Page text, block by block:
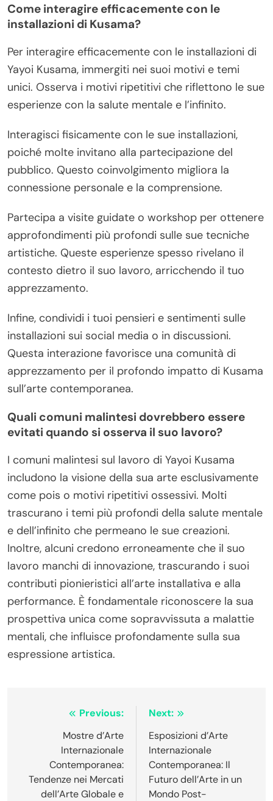
Come interagire efficacemente con le
installazioni di Kusama?
Per interagire efficacemente con le installazioni di
Yayoi Kusama, immergiti nei suoi motivi e temi
unici. Osserva i motivi ripetitivi che riflettono le sue
esperienze con la salute mentale e l’infinito.
Interagisci fisicamente con le sue installazioni,
poiché molte invitano alla partecipazione del
pubblico. Questo coinvolgimento migliora la
connessione personale e la comprensione.
Partecipa a visite guidate o workshop per ottenere
approfondimenti più profondi sulle sue tecniche
artistiche. Queste esperienze spesso rivelano il
contesto dietro il suo lavoro, arricchendo il tuo
apprezzamento.
Infine, condividi i tuoi pensieri e sentimenti sulle
installazioni sui social media o in discussioni.
Questa interazione favorisce una comunità di
apprezzamento per il profondo impatto di Kusama
sull’arte contemporanea.
Quali comuni malintesi dovrebbero essere
evitati quando si osserva il suo lavoro?
I comuni malintesi sul lavoro di Yayoi Kusama
includono la visione della sua arte esclusivamente
come pois o motivi ripetitivi ossessivi. Molti
trascurano i temi più profondi della salute mentale
e dell’infinito che permeano le sue creazioni.
Inoltre, alcuni credono erroneamente che il suo
lavoro manchi di innovazione, trascurando i suoi
contributi pionieristici all’arte installativa e alla
performance. È fondamentale riconoscere la sua
prospettiva unica come sopravvissuta a malattie
mentali, che influisce profondamente sulla sua
espressione artistica.
Post navigation
Previous:
Mostre d’Arte
Internazionale
Contemporanea:
Tendenze nei Mercati
dell’Arte Globale e
Next:
Esposizioni d’Arte
Internazionale
Contemporanea: Il
Futuro dell’Arte in un
Mondo Post-